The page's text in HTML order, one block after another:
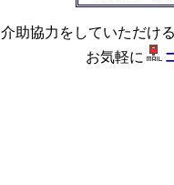
介助協力をしていただけ
お気軽に